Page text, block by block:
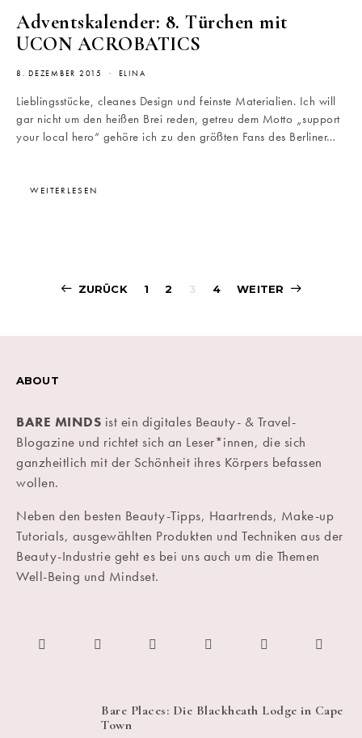
Adventskalender: 8. Türchen mit
UCON ACROBATICS
8. DEZEMBER 2015 ELINA
Lieblingsstücke, cleanes Design und feinste Materialien. Ich will
gar nicht um den heißen Brei reden, getreu dem Motto „support
your local hero“ gehöre ich zu den größten Fans des Berliner…
WEITERLESEN
ZURÜCK 1 2 3 4 WEITER
ABOUT
BARE MINDS ist ein digitales Beauty- & Travel-
Blogazine und richtet sich an Leser*innen, die sich
ganzheitlich mit der Schönheit ihres Körpers befassen
wollen.
Neben den besten Beauty-Tipps, Haartrends, Make-up
Tutorials, ausgewählten Produkten und Techniken aus der
Beauty-Industrie geht es bei uns auch um die Themen
Well-Being und Mindset.
Bare Places: Die Blackheath Lodge in Cape
Town